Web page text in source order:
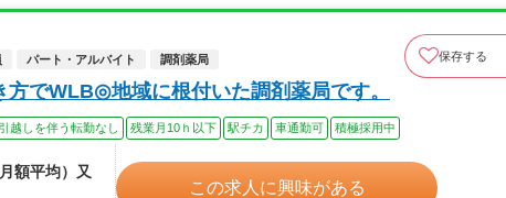
パート・アルバイト 調剤薬局 保存する
方でWLB◎地域に根付いた調剤薬局です。
越しを伴う転勤なし 残業月10ｈ以下 駅チカ 車通勤可 積極採用中
額平均）又
この求人に興味がある